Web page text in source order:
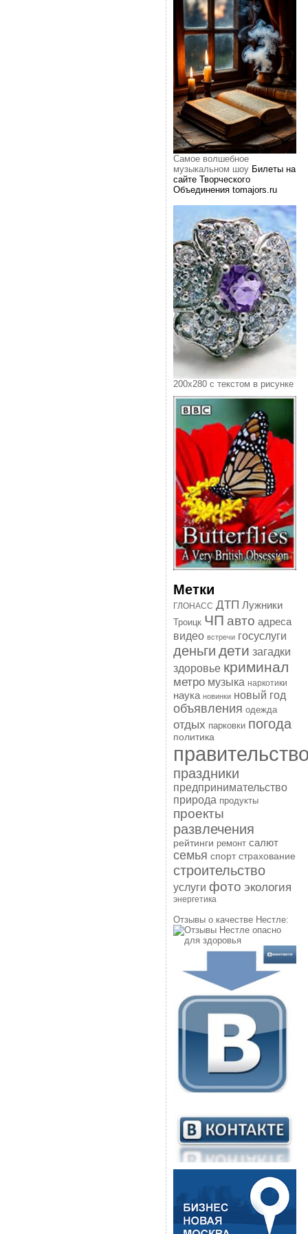
Самое волшебное
музыкальном шоуБилеты на
сайте Творческого
Объединения tomajors.ru
200х280 с текстом в рисунке
Метки
ГЛОНАСС ДТП Лужники
Троицк ЧП авто адреса
видео встречи госуслуги
деньги дети загадки
здоровье криминал
метро музыка наркотики
наука новинки новый год
объявления одежда
отдых парковки погода
политика
праздники
предпринимательство
природа продукты
проекты
развлечения
рейтинги ремонт салют
семья спорт страхование
строительство
услуги фото экология
энергетика
Отзывы о качестве Нестле: